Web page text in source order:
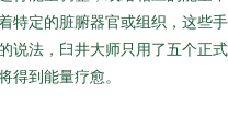
特定的脏腑器官或组织，这些
说法，臼井大师只用了五个正
得到能量疗愈。